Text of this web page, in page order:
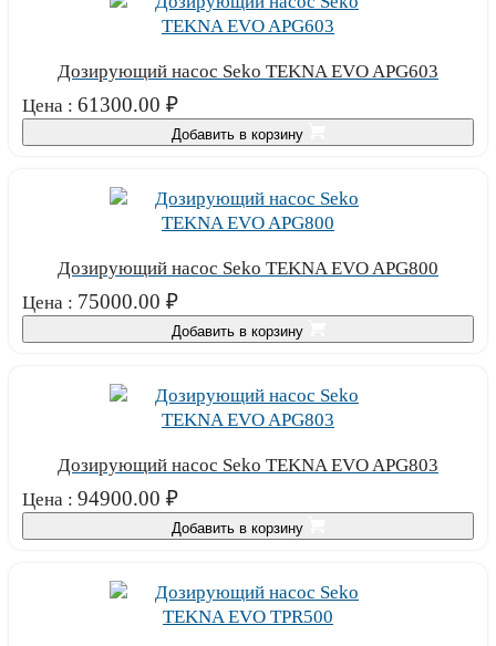
Дозирующий насос Seko TEKNA EVO APG603
Цена : 61300.00 ₽
Добавить в корзину
Дозирующий насос Seko TEKNA EVO APG800
Цена : 75000.00 ₽
Добавить в корзину
Дозирующий насос Seko TEKNA EVO APG803
Цена : 94900.00 ₽
Добавить в корзину